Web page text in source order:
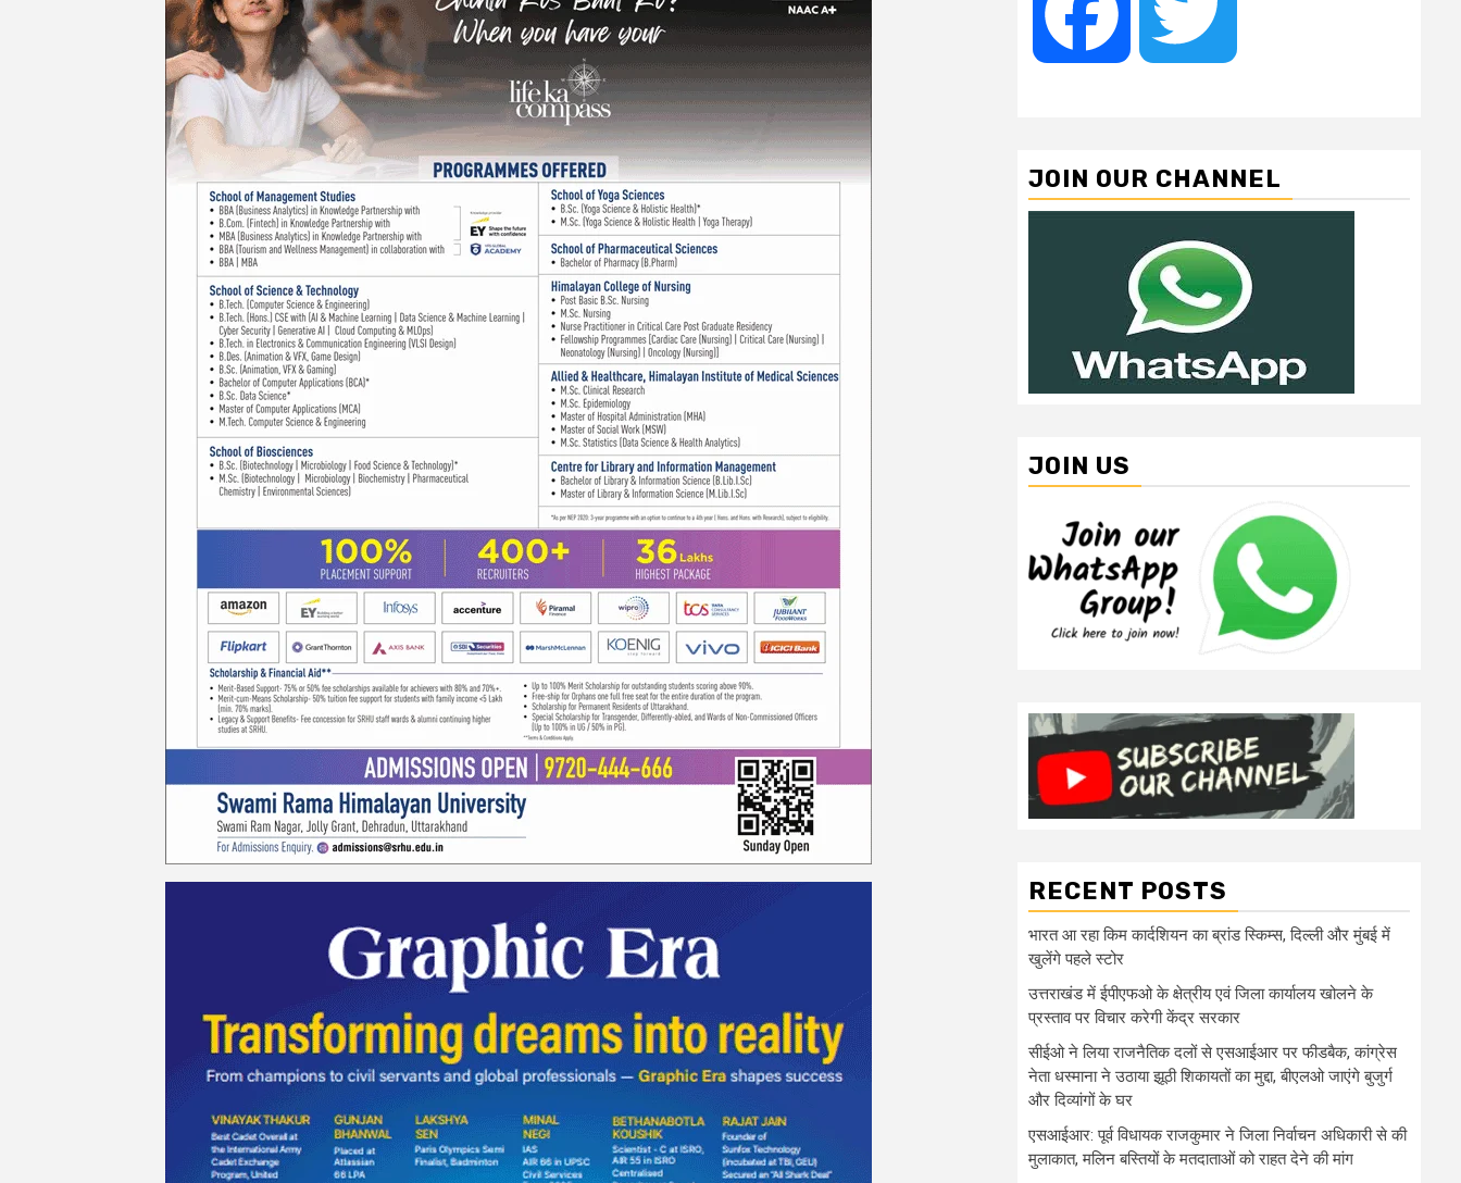
Facebook
JOIN OUR CHANNEL
JOIN US
RECENT POSTS
भारत आ रहा किम कार्दशियन का ब्रांड स्किम्स, दिल्ली और मुंबई में
खुलेंगे पहले स्टोर
उत्तराखंड में ईपीएफओ के क्षेत्रीय एवं जिला कार्यालय खोलने के
प्रस्ताव पर विचार करेगी केंद्र सरकार
सीईओ ने लिया राजनैतिक दलों से एसआईआर पर फीडबैक, कांग्रेस
नेता धस्माना ने उठाया झूठी शिकायतों का मुद्दा, बीएलओ जाएंगे बुजुर्ग
और दिव्यांगों के घर
एसआईआर: पूर्व विधायक राजकुमार ने जिला निर्वाचन अधिकारी से की
मुलाकात, मलिन बस्तियों के मतदाताओं को राहत देने की मांग